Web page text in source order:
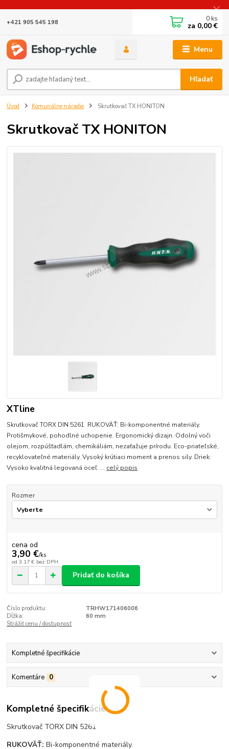
Menu
Hľadať
+421 905 545 198 0 ks
za 0,00 €
Úvod Komunálne náradie Skrutkovač TX HONITON
Skrutkovač TX HONITON
XTline
Skrutkovač TORX DIN 5261 RUKOVÄŤ: Bi-komponentné materiály.
Protišmykové, pohodlné uchopenie. Ergonomický dizajn. Odolný voči
olejom, rozpúšťadlám, chemikáliám, nezaťažuje prírodu. Eco-priateľské,
recyklovateľné materiály. Vysoký krútiaci moment a prenos sily. Driek:
Vysoko kvalitná legovaná oceľ. ... celý popis
Rozmer
cena od
3,90 €/ks
od 3,17 € bez DPH
Pridať do košíka
Číslo produktu:
TRHW171406006
Dĺžka:
60 mm
Strážiť cenu / dostupnosť
Kompletné špecifikácie
Komentáre 0
Kompletné špecifikácie
Skrutkovač TORX DIN 5261
RUKOVÄŤ: Bi-komponentné materiály.